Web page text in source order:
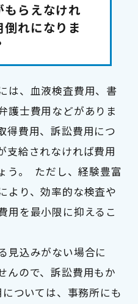
もらえなけれ
倒れになりま
は、血液検査費用、書
護士費用などがありま
得費用、訴訟費用につ
支給されなければ費用
う。  ただし、経験豊富
より、効率的な検査や
用を最小限に抑えるこ
見込みがない場合に
んので、訴訟費用もか
ついては、事務所にも